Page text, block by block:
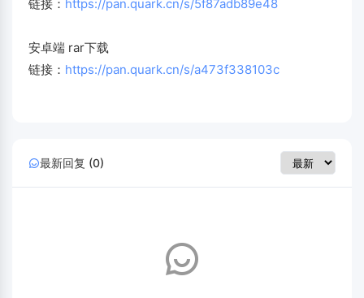
链接： https://pan.quark.cn/s/5f87adb89e48
安卓端 rar下载
链接： https://pan.quark.cn/s/a473f338103c
最新回复 (0)